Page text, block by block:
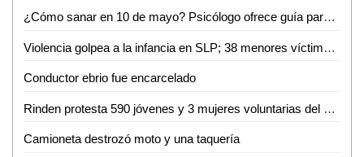
¿Cómo sanar en 10 de mayo? Psicólogo ofrece guía para sobrellevar el duelo ante ausencia materna
Violencia golpea a la infancia en SLP; 38 menores víctimas del crimen organizado en solo tres meses
Conductor ebrio fue encarcelado
Rinden protesta 590 jóvenes y 3 mujeres voluntarias del Servicio Militar Nacional en Ciudad Valles
Camioneta destrozó moto y una taquería